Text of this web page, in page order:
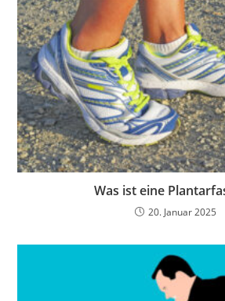
Was ist eine
20. Januar 2025